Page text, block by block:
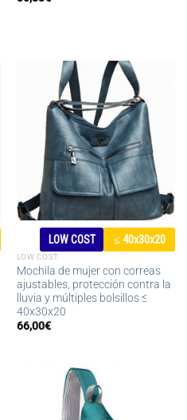
LOW COST ≤ 40x30x20
LOW COST
Mochila de mujer con correas
ajustables, protección contra la
lluvia y múltiples bolsillos ≤
40x30x20
66,00€